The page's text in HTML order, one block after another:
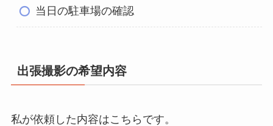
当日の駐車場の確認
出張撮影の希望内容
私が依頼した内容はこちらです。